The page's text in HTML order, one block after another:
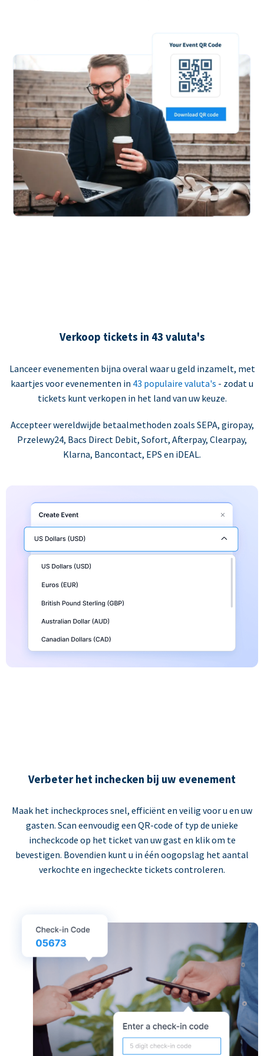
Verkoop tickets in 43 valuta's
Lanceer evenementen bijna overal waar u geld inzamelt, met
kaartjes voor evenementen in 43 populaire valuta's - zodat u
tickets kunt verkopen in het land van uw keuze.
Accepteer wereldwijde betaalmethoden zoals SEPA, giropay,
Przelewy24, Bacs Direct Debit, Sofort, Afterpay, Clearpay,
Klarna, Bancontact, EPS en iDEAL.
Verbeter het inchecken bij uw evenement
Maak het incheckproces snel, efficiënt en veilig voor u en uw
gasten. Scan eenvoudig een QR-code of typ de unieke
incheckcode op het ticket van uw gast en klik om te
bevestigen. Bovendien kunt u in één oogopslag het aantal
verkochte en ingecheckte tickets controleren.